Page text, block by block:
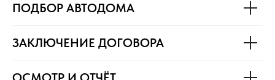
ПОДБОР АВТОДОМА
ЗАКЛЮЧЕНИЕ ДОГОВОРА